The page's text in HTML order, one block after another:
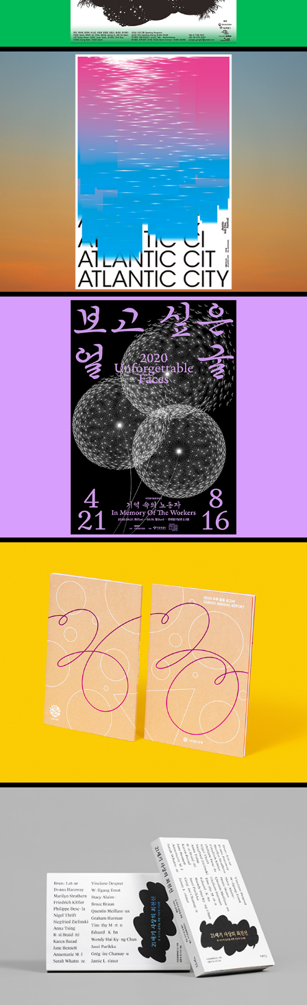
100films100posters – 애틀랜틱 시티
보고 싶은 얼굴 – 기억 속의 노동자
사단법인두루 연간 활동 보고서
21세기 사상의 최전선